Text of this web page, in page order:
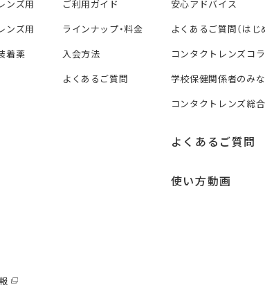
ンズ用
ンズ用
着薬
ご利用ガイド
ラインナップ・料金
入会方法
よくあるご質問
安心アドバイス
よくあるご質問（はじ
コンタクトレンズコ
学校保健関係者のみ
コンタクトレンズ総
よくあるご質問
使い方動画